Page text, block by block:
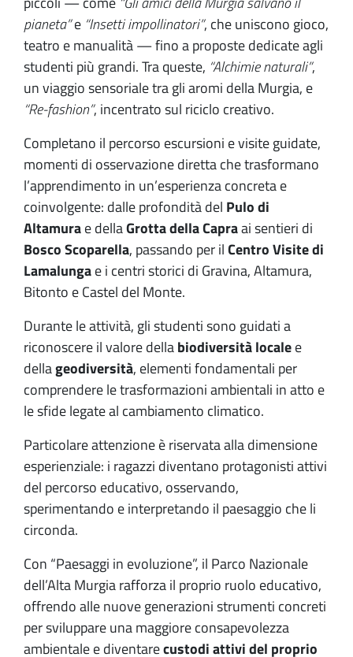
pianeta”e “Insetti impollinatori”, che uniscono gioco,
teatro e manualità — fino a proposte dedicate agli
studenti più grandi. Tra queste, “Alchimie naturali”,
un viaggio sensoriale tra gli aromi della Murgia, e
“Re-fashion”, incentrato sul riciclo creativo.
Completano il percorso escursioni e visite guidate,
momenti di osservazione diretta che trasformano
l’apprendimento in un’esperienza concreta e
coinvolgente: dalle profondità del Pulo di
Altamurae dellaGrotta della Capraai sentieri di
Bosco Scoparella, passando per ilCentro Visite di
Lamalungae i centri storici di Gravina, Altamura,
Bitonto e Castel del Monte.
Durante le attività, gli studenti sono guidati a
riconoscere il valore dellabiodiversità localee
dellageodiversità, elementi fondamentali per
comprendere le trasformazioni ambientali in atto e
le sfide legate al cambiamento climatico.
Particolare attenzione è riservata alla dimensione
esperienziale: i ragazzi diventano protagonisti attivi
del percorso educativo, osservando,
sperimentando e interpretando il paesaggio che li
circonda.
Con “Paesaggi in evoluzione”, il Parco Nazionale
dell’Alta Murgia rafforza il proprio ruolo educativo,
offrendo alle nuove generazioni strumenti concreti
per sviluppare una maggiore consapevolezza
ambientale e diventarecustodi attivi del proprio